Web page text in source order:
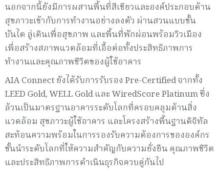
นอกจากนี้ยังมีการผสานพื้นที่สีเขียวและองค์ประกอบด้าน
สุขภาวะเข้ากับการทำงานอย่างลงตัว ผ่านสวนแบบขั้น
บันได ลู่เดินเพื่อสุขภาพ และพื้นที่พักผ่อนพร้อมวิวเมือง
เพื่อสร้างสภาพแวดล้อมที่เอื้อต่อทั้งประสิทธิภาพการ
ทำงานและคุณภาพชีวิตของผู้ใช้อาคาร
AIA Connect ยังได้รับการรับรอง Pre-Certified จากทั้ง
LEED Gold, WELL Gold และ WiredScore Platinum ซึ่ง
ล้วนเป็นมาตรฐานอาคารระดับโลกที่ครอบคลุมด้านสิ่ง
แวดล้อม สุขภาวะผู้ใช้อาคาร และโครงสร้างพื้นฐานดิจิทัล
สะท้อนความพร้อมในการรองรับความต้องการขององค์กร
ชั้นนำระดับโลกที่ให้ความสำคัญกับความยั่งยืน คุณภาพชีวิต
และประสิทธิภาพการดำเนินธุรกิจควบคู่กันไป